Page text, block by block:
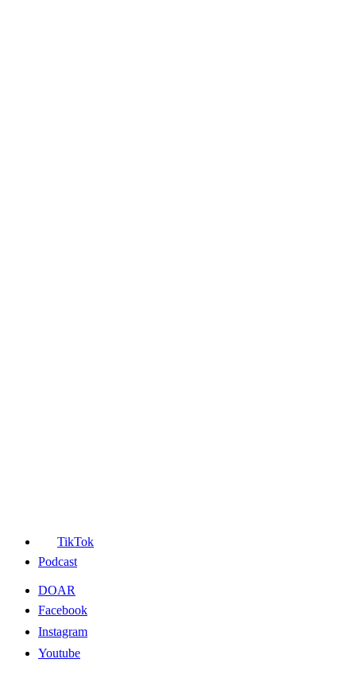
TikTok
Podcast
DOAR
Facebook
Instagram
Youtube